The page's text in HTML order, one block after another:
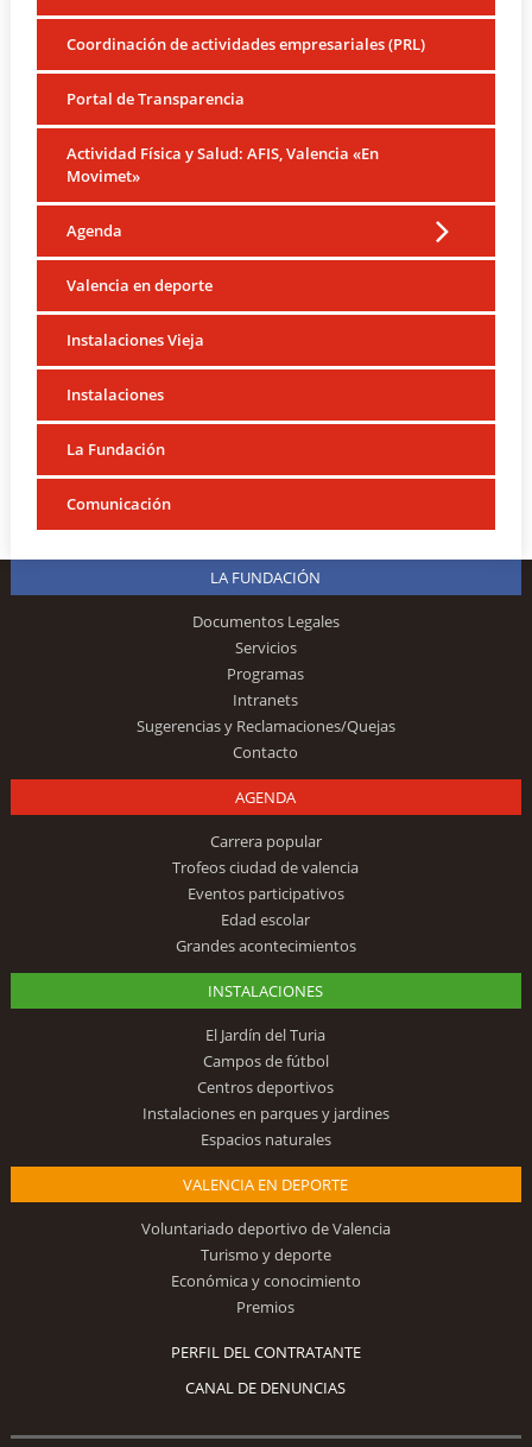
Coordinación de actividades empresariales (PRL)
Portal de Transparencia
Actividad Física y Salud: AFIS, Valencia «En
Movimet»
Agenda
Valencia en deporte
Instalaciones Vieja
Instalaciones
La Fundación
Comunicación
LA FUNDACIÓN
Documentos Legales
Servicios
Programas
Intranets
Sugerencias y Reclamaciones/Quejas
Contacto
AGENDA
Carrera popular
Trofeos ciudad de valencia
Eventos participativos
Edad escolar
Grandes acontecimientos
INSTALACIONES
El Jardín del Turia
Campos de fútbol
Centros deportivos
Instalaciones en parques y jardines
Espacios naturales
VALENCIA EN DEPORTE
Voluntariado deportivo de Valencia
Turismo y deporte
Económica y conocimiento
Premios
PERFIL DEL CONTRATANTE
CANAL DE DENUNCIAS